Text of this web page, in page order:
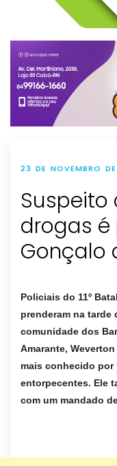
23 DE NOVEMBRO
drogas é
Gonçalo
Policiais do 11º
prenderam na tarde
comunidade dos
Amarante,
mais conhecido por
entorpecentes. Ele
com um mandado